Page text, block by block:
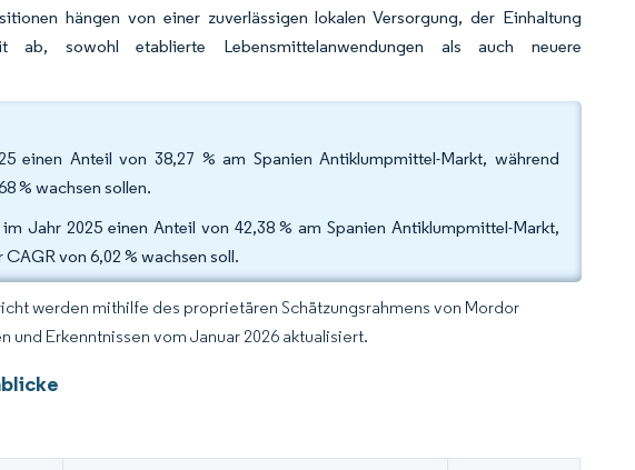
hängen von einer zuverlässigen lokalen Versorgung, der Einhaltung
ab, sowohl etablierte Lebensmittelanwendungen als auch neuere
einen Anteil von 38,27 % am Spanien Antiklumpmittel-Markt, während
% wachsen sollen.
Jahr 2025 einen Anteil von 42,38 % am Spanien Antiklumpmittel-Markt,
von 6,02 % wachsen soll.
werden mithilfe des proprietären Schätzungsrahmens von Mordor
Erkenntnissen vom Januar 2026 aktualisiert.